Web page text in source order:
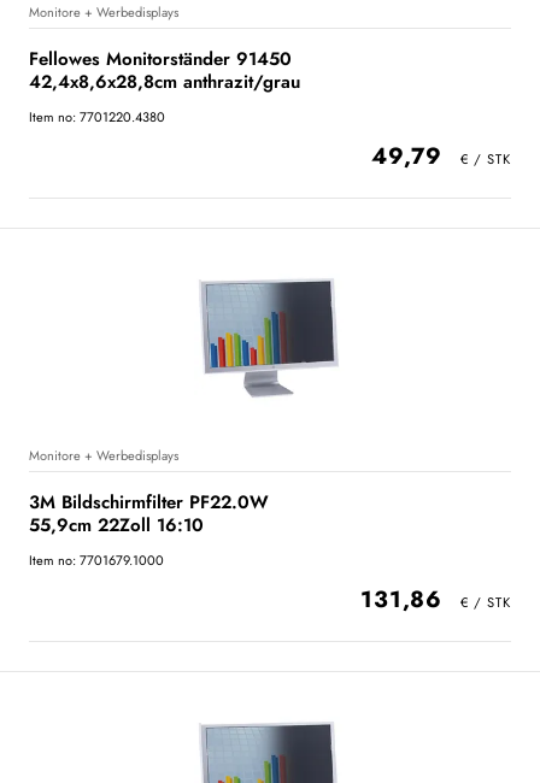
Monitore + Werbedisplays
Fellowes Monitorständer 91450
42,4x8,6x28,8cm anthrazit/grau
Item no: 7701220.4380
49,79
Monitore + Werbedisplays
3M Bildschirmfilter PF22.0W
55,9cm 22Zoll 16:10
Item no: 7701679.1000
131,86